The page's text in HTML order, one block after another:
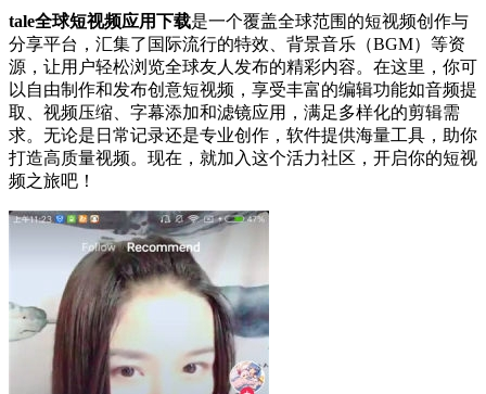
tale全球短视频应用下载是一个覆盖全球范围的短视频创作与
分享平台，汇集了国际流行的特效、背景音乐（BGM）等资
源，让用户轻松浏览全球友人发布的精彩内容。在这里，你可
以自由制作和发布创意短视频，享受丰富的编辑功能如音频提
取、视频压缩、字幕添加和滤镜应用，满足多样化的剪辑需
求。无论是日常记录还是专业创作，软件提供海量工具，助你
打造高质量视频。现在，就加入这个活力社区，开启你的短视
频之旅吧！